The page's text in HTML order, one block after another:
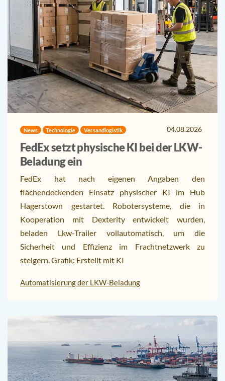
News Technologie Versandlogistik 04.08.2026
FedEx setzt physische KI bei der LKW-
Beladung ein
FedEx hat nach eigenen Angaben den
flächendeckenden Einsatz physischer KI im Hub
Hagerstown gestartet. Robotersysteme, die in
Kooperation mit Dexterity entwickelt wurden,
beladen Lkw-Trailer vollautomatisch, um die
Sicherheit und Effizienz im Frachtnetzwerk zu
steigern. Grafik: Erstellt mit KI
Automatisierung der LKW-Beladung